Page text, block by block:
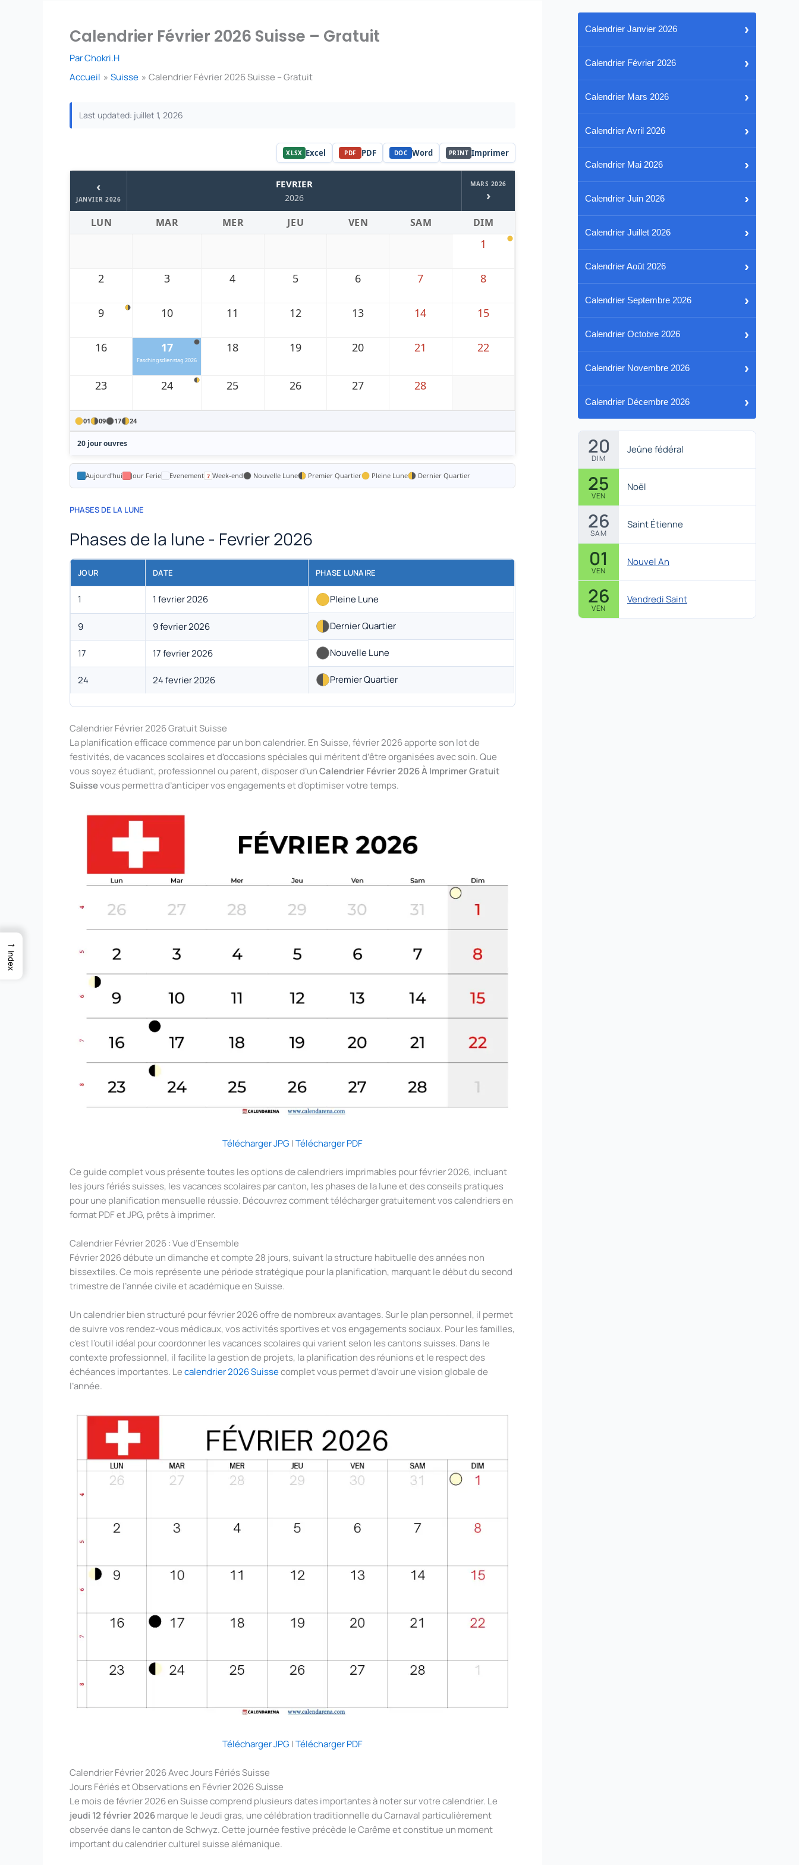
Calendrier Février 2026 Suisse – Gratuit
ParChokri.H
Accueil
Suisse Calendrier Février 2026 Suisse – Gratuit
Last updated: juillet 1, 2026
XLSX Excel PDF PDF DOC Word PRINT Imprimer
‹
JANVIER 2026
FEVRIER
2026
MARS 2026
›
LUN MAR MER JEU VEN SAM DIM
1
2 3 4 5 6 7 8
9 10 11 12 13 14 15
16 17
Faschingsdienstag 2026
18 19 20 21 22
23 24 25 26 27 28
01 09 17 24
20 jour ouvres
Aujourd'hui Jour Ferie Evenement Week-end Nouvelle Lune Premier Quartier Pleine Lune Dernier Quartier
PHASES DE LA LUNE
Phases de la lune - Fevrier 2026
JOUR DATE PHASE LUNAIRE
1 1 fevrier 2026 Pleine Lune
9 9 fevrier 2026 Dernier Quartier
17 17 fevrier 2026 Nouvelle Lune
24 24 fevrier 2026 Premier Quartier
Calendrier Février 2026 Gratuit Suisse
La planification efficace commence par un bon calendrier. En Suisse, février 2026 apporte son lot de
festivités, de vacances scolaires et d’occasions spéciales qui méritent d’être organisées avec soin. Que
vous soyez étudiant, professionnel ou parent, disposer d’unCalendrier Février 2026 À Imprimer Gratuit
Suissevous permettra d’anticiper vos engagements et d’optimiser votre temps.
Télécharger JPG |Télécharger PDF
Ce guide complet vous présente toutes les options de calendriers imprimables pour février 2026, incluant
les jours fériés suisses, les vacances scolaires par canton, les phases de la lune et des conseils pratiques
pour une planification mensuelle réussie. Découvrez comment télécharger gratuitement vos calendriers en
format PDF et JPG, prêts à imprimer.
Calendrier Février 2026 : Vue d’Ensemble
Février 2026 débute un dimanche et compte 28 jours, suivant la structure habituelle des années non
bissextiles. Ce mois représente une période stratégique pour la planification, marquant le début du second
trimestre de l’année civile et académique en Suisse.
Un calendrier bien structuré pour février 2026 offre de nombreux avantages. Sur le plan personnel, il permet
de suivre vos rendez-vous médicaux, vos activités sportives et vos engagements sociaux. Pour les familles,
c’est l’outil idéal pour coordonner les vacances scolaires qui varient selon les cantons suisses. Dans le
contexte professionnel, il facilite la gestion de projets, la planification des réunions et le respect des
échéances importantes. Lecalendrier 2026 Suissecomplet vous permet d’avoir une vision globale de
l’année.
Télécharger JPG |Télécharger PDF
Calendrier Février 2026 Avec Jours Fériés Suisse
Jours Fériés et Observations en Février 2026 Suisse
Le mois de février 2026 en Suisse comprend plusieurs dates importantes à noter sur votre calendrier. Le
jeudi 12 février 2026marque le Jeudi gras, une célébration traditionnelle du Carnaval particulièrement
observée dans le canton de Schwyz. Cette journée festive précède le Carême et constitue un moment
important du calendrier culturel suisse alémanique.
Calendrier Janvier 2026 ›
Calendrier Février 2026 ›
Calendrier Mars 2026 ›
Calendrier Avril 2026 ›
Calendrier Mai 2026 ›
Calendrier Juin 2026 ›
Calendrier Juillet 2026 ›
Calendrier Août 2026 ›
Calendrier Septembre 2026 ›
Calendrier Octobre 2026 ›
Calendrier Novembre 2026 ›
Calendrier Décembre 2026 ›
20
DIM
Jeûne fédéral
25
VEN
Noël
26
SAM
Saint Étienne
01
VEN
Nouvel An
26
VEN
Vendredi Saint
→
Index